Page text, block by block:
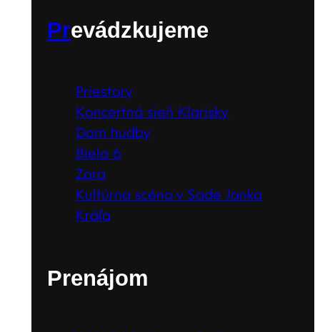
Prevádzkujeme
Priestory
Koncertná sieň Klarisky
Dom hudby
Biela 6
Zora
Kultúrna scéna v Sade Janka
Kráľa
Prenájom